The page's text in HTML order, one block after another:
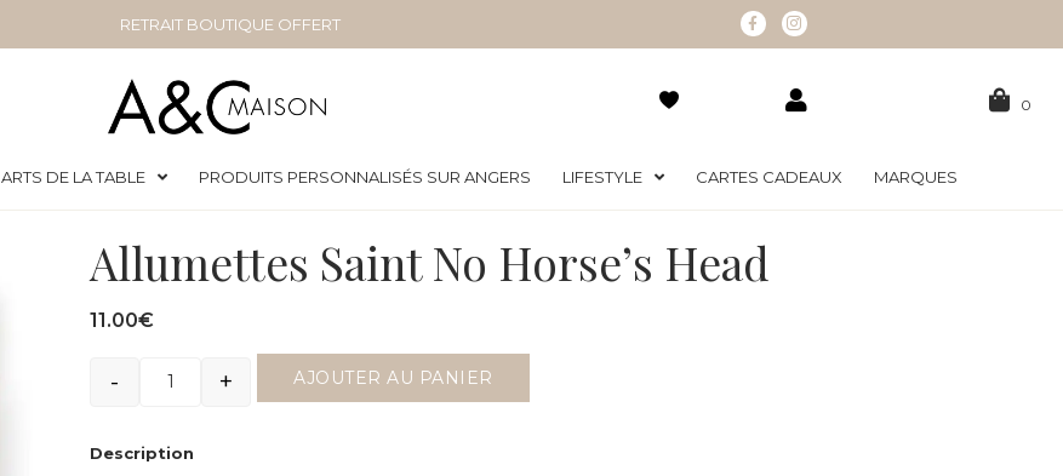
RETRAIT BOUTIQUE OFFERT
0
ARTS DE LA TABLE PRODUITS PERSONNALISÉS SUR ANGERS LIFESTYLE CARTES CADEAUX MARQUES
Allumettes Saint No Horse’s Head
11.00€
Quantité
- + AJOUTER AU PANIER
Description